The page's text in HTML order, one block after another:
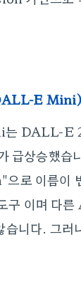
E Mini)
DALL-E 2
급상승했습
로 이름이
이며 다른
습니다. 그러